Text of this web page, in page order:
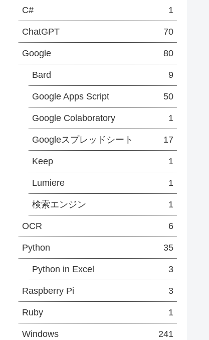
C# 1
ChatGPT 70
Google 80
Bard 9
Google Apps Script 50
Google Colaboratory 1
Googleスプレッドシート 17
Keep 1
Lumiere 1
検索エンジン 1
OCR 6
Python 35
Python in Excel 3
Raspberry Pi 3
Ruby 1
Windows 241